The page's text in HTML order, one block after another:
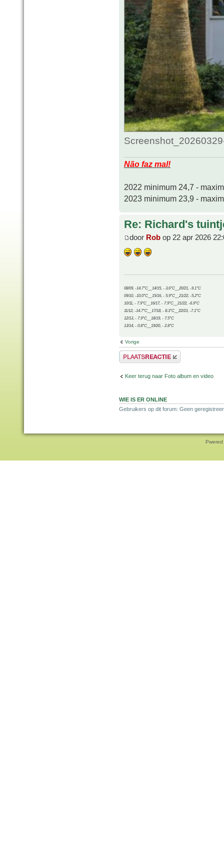
Não faz mal!
2022 minimum 24,7 -
2023 minimum 23,9 -
Re: Richard's
door Rob op 22 apr 2026
08/09, -14.7°C__14/15, - 3.6°C__20/21, -9.1°C
09/10, -10.0°C__15/16, - 5.9°C__21/22, -5.2°C
10/11, - 7.9°C__16/17, - 7.9°C__21/22, -6.9°C
11/12, -14.7°C__17/18, - 8.3°C__22/23, -7.1°C
12/13, - 7.9°C__18/19, - 7.5°C
13/14, - 0.8°C__19/20, - 2.8°C
Vorige
Plaats een reactie
Keer terug naar Foto album en video
WIE IS ER ONLINE
Gebruikers op dit forum: Geen